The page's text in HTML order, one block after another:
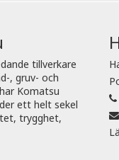
tillverkare
, gruv- och
Komatsu
ett helt sekel
trygghet,